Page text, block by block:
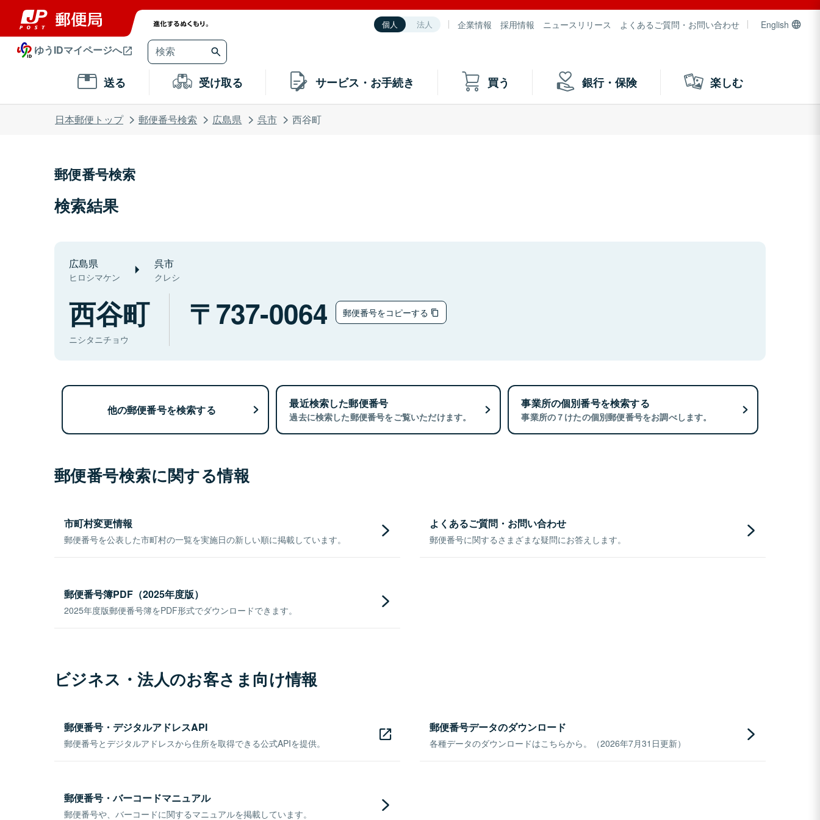
個人 法人 企業情報 採用情報 ニュースリリース よくあるご質問・お問い合わせ English
ゆうIDマイページへ
送る 受け取る サービス・お手続き 買う 銀行・保険 楽しむ
日本郵便トップ 郵便番号検索 広島県 呉市 西谷町
郵便番号検索
検索結果
広島県
ヒロシマケン
呉市
クレシ
西谷町
ニシタニチョウ
737-0064 郵便番号をコピーする
他の郵便番号を検索する 最近検索した郵便番号
過去に検索した郵便番号をご覧いただけます。
事業所の個別番号を検索する
事業所の７けたの個別郵便番号をお調べします。
郵便番号検索に関する情報
市町村変更情報
郵便番号を公表した市町村の一覧を実施日の新しい順に掲載しています。
よくあるご質問・お問い合わせ
郵便番号に関するさまざまな疑問にお答えします。
郵便番号簿PDF（2025年度版）
2025年度版郵便番号簿をPDF形式でダウンロードできます。
ビジネス・法人のお客さま向け情報
郵便番号・デジタルアドレスAPI
郵便番号とデジタルアドレスから住所を取得できる公式APIを提供。
郵便番号データのダウンロード
各種データのダウンロードはこちらから。（2026年7月31日更新）
郵便番号・バーコードマニュアル
郵便番号や、バーコードに関するマニュアルを掲載しています。